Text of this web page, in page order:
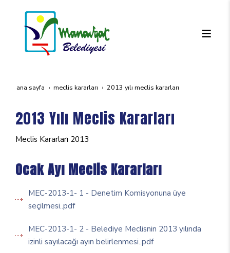
ana sayfa meclis kararları 2013 yılı meclis kararları
2013 Yılı Meclis Kararları
Meclis Kararları 2013
Ocak Ayı Meclis Kararları
MEC-2013-1- 1 - Denetim Komisyonuna üye
seçilmesi..pdf
MEC-2013-1- 2 - Belediye Meclisnin 2013 yılında
izinli sayılacağı ayın belirlenmesi..pdf